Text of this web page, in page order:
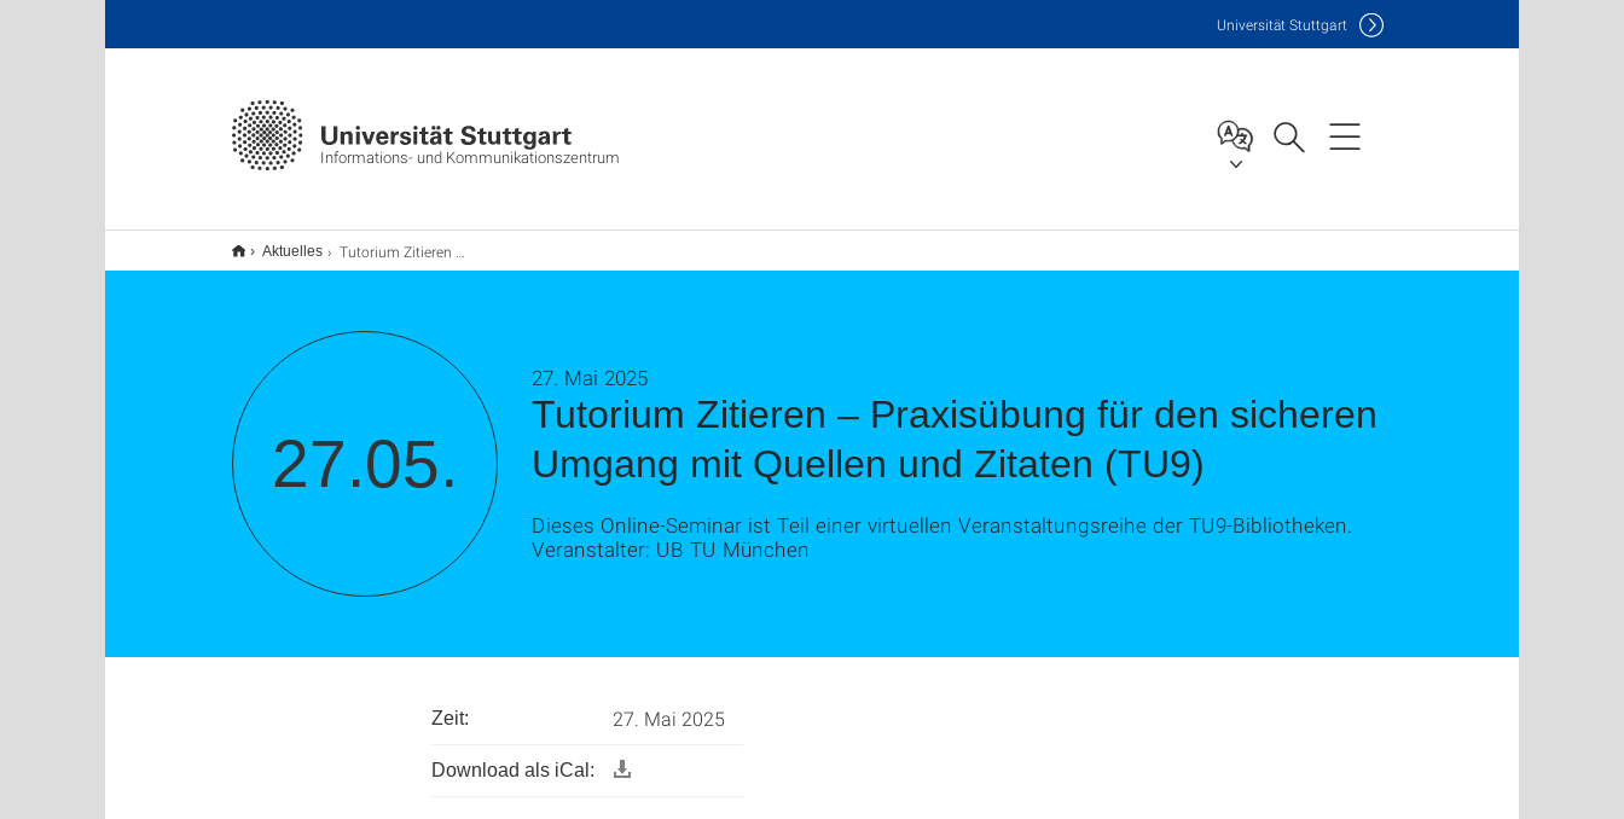
Informations- und Kommunikationszentrum
Universität Stuttgart
Aktuelles Tutorium Zitieren – Praxisübung für den sicheren Umgang mit Quellen und Zitaten (TU9)
27.05.
Tutorium Zitieren – Praxisübung für den sicheren
Umgang mit Quellen und Zitaten (TU9)
27. Mai 2025
Dieses Online-Seminar ist Teil einer virtuellen Veranstaltungsreihe der TU9-Bibliotheken.
Veranstalter: UB TU München
Zeit: 27. Mai 2025
Download als iCal: